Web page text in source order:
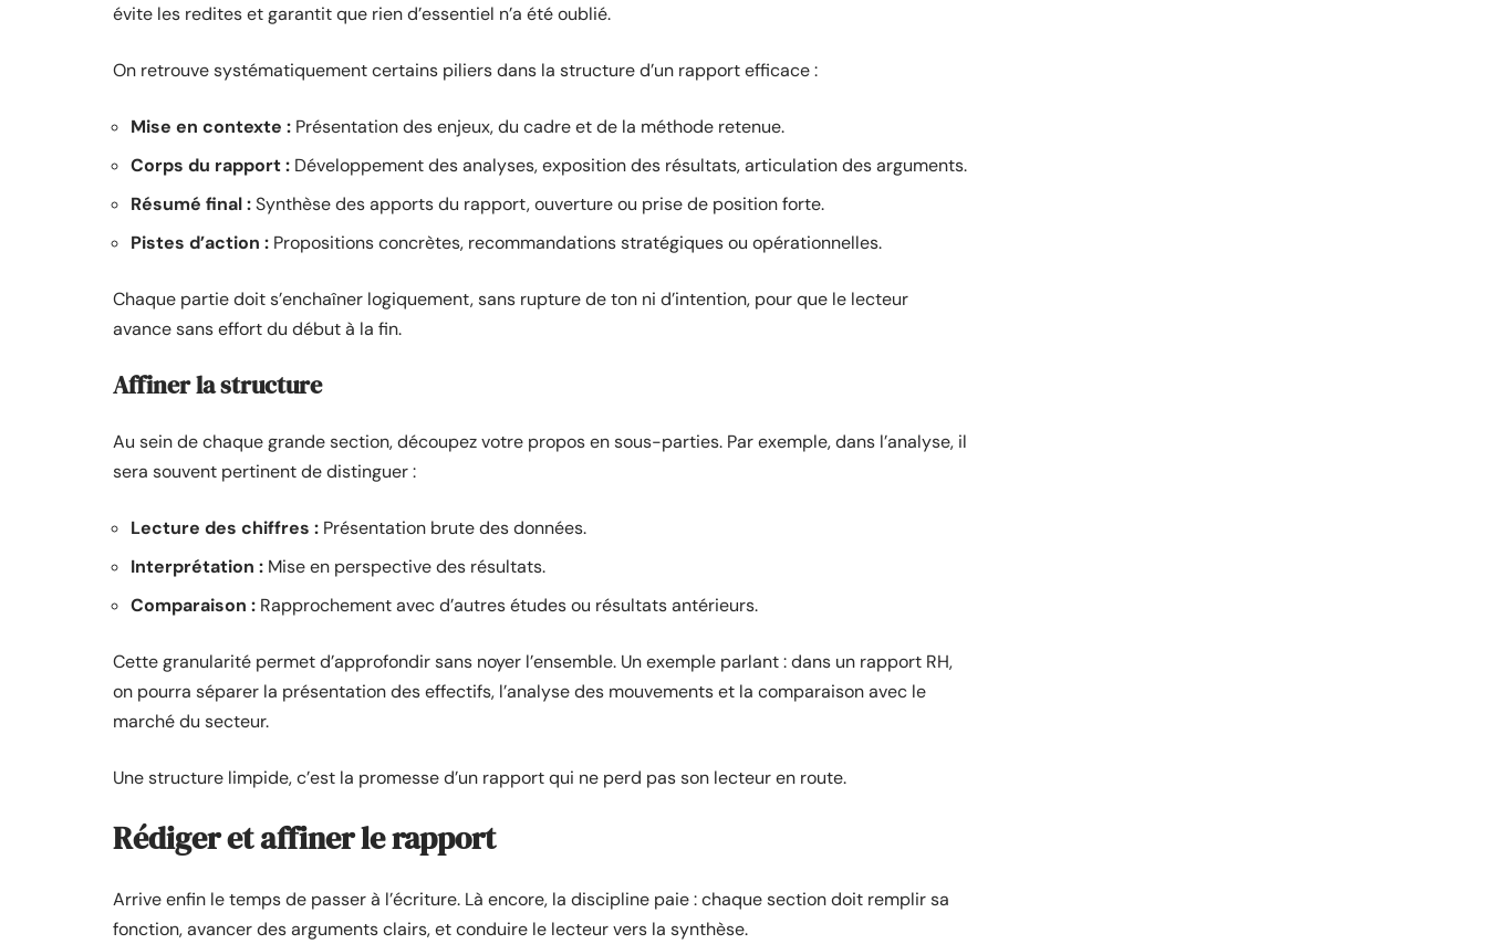
évite les redites et garantit que rien d’essentiel n’a été oublié.
On retrouve systématiquement certains piliers dans la structure d’un rapport efficace :
Mise en contexte : Présentation des enjeux, du cadre et de la méthode retenue.
Corps du rapport : Développement des analyses, exposition des résultats, articulation des arguments.
Résumé final :Synthèse des apports du rapport, ouverture ou prise de position forte.
Pistes d’action : Propositions concrètes, recommandations stratégiques ou opérationnelles.
Chaque partie doit s’enchaîner logiquement, sans rupture de ton ni d’intention, pour que le lecteur
avance sans effort du début à la fin.
Affiner la structure
Au sein de chaque grande section, découpez votre propos en sous-parties. Par exemple, dans l’analyse, il
sera souvent pertinent de distinguer :
Lecture des chiffres : Présentation brute des données.
Interprétation : Mise en perspective des résultats.
Comparaison : Rapprochement avec d’autres études ou résultats antérieurs.
Cette granularité permet d’approfondir sans noyer l’ensemble. Un exemple parlant : dans un rapport RH,
on pourra séparer la présentation des effectifs, l’analyse des mouvements et la comparaison avec le
marché du secteur.
Une structure limpide, c’est la promesse d’un rapport qui ne perd pas son lecteur en route.
Rédiger et affiner le rapport
Arrive enfin le temps de passer à l’écriture. Là encore, la discipline paie : chaque section doit remplir sa
fonction, avancer des arguments clairs, et conduire le lecteur vers la synthèse.